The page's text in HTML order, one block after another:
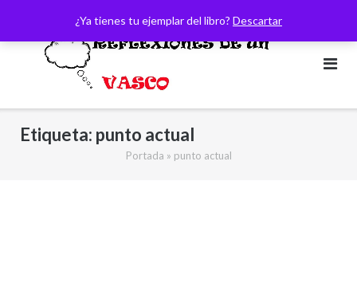
¿Ya tienes tu ejemplar del libro? Descartar
contenido
Etiqueta: punto actual
Portada » punto actual